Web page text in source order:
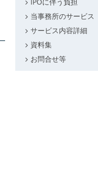
当事務所のサービス
サービス内容詳細
資料集
お問合せ等